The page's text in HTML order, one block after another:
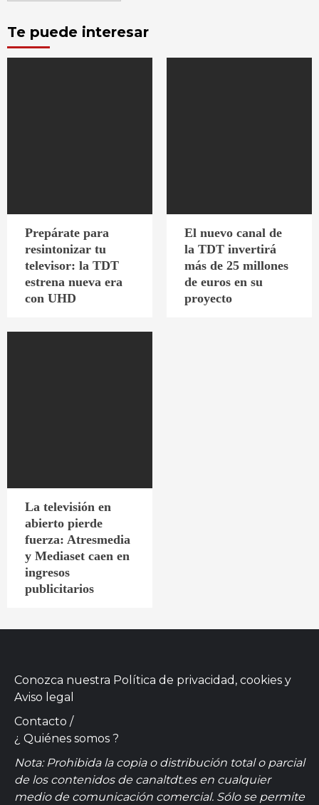
Te puede interesar
Prepárate para
resintonizar tu
televisor: la TDT
estrena nueva era
con UHD
El nuevo canal de
la TDT invertirá
más de 25 millones
de euros en su
proyecto
La televisión en
abierto pierde
fuerza: Atresmedia
y Mediaset caen en
ingresos
publicitarios
Conozca nuestra Política de privacidad, cookies y
Aviso legal
Contacto /
¿ Quiénes somos ?
Nota: Prohibida la copia o distribución total o parcial
de los contenidos de canaltdt.es en cualquier
medio de comunicación comercial. Sólo se permite